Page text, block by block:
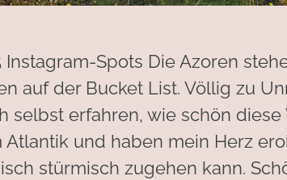
Instagram-Spots Die Azoren
auf der Bucket List. Völlig zu
selbst erfahren, wie schön diese
und haben mein Herz
stürmisch zugehen kann.